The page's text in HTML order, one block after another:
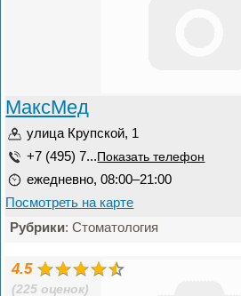
МаксМед
улица Крупской, 1
+7 (495) 7... Показать телефон
ежедневно, 08:00–21:00
Посмотреть на карте
Рубрики: Стоматология
4.5
(225 оценок)